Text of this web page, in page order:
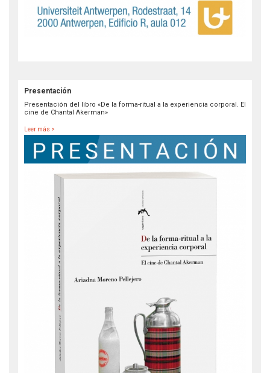
Presentación
Presentación del libro «De la forma-ritual a la experiencia corporal. El
cine de Chantal Akerman»
Leer más >